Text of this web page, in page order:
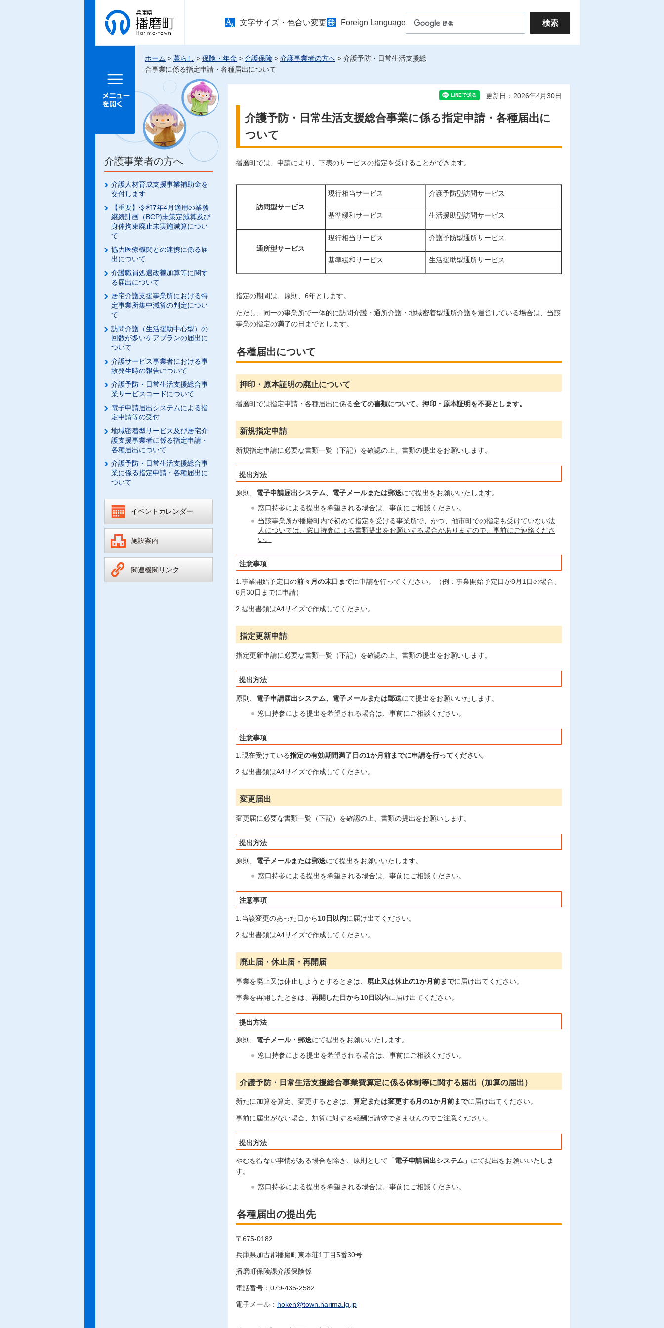
兵庫県 播
磨町
文字サイズ・色合い変更 Foreign Language
メニュー
ホーム > 暮らし > 保険・年金 > 介護保険 > 介護事業者の方へ > 介護予防・日常生活支援総
合事業に係る指定申請・各種届出について
介護事業者の方へ
介護人材育成支援事業補助金を
交付します
【重要】令和7年4月適用の業務
継続計画（BCP)未策定減算及び
身体拘束廃止未実施減算につい
て
協力医療機関との連携に係る届
出について
介護職員処遇改善加算等に関す
る届出について
居宅介護支援事業所における特
定事業所集中減算の判定につい
て
訪問介護（生活援助中心型）の
回数が多いケアプランの届出に
ついて
介護サービス事業者における事
故発生時の報告について
介護予防・日常生活支援総合事
業サービスコードについて
電子申請届出システムによる指
定申請等の受付
地域密着型サービス及び居宅介
護支援事業者に係る指定申請・
各種届出について
介護予防・日常生活支援総合事
業に係る指定申請・各種届出に
ついて
イベントカレンダー
施設案内
関連機関リンク
更新日：2026年4月30日
介護予防・日常生活支援総合事業に係る指定申請・各種届出に
ついて
播磨町では、申請により、下表のサービスの指定を受けることができます。
訪問型サービス
現行相当サービス 介護予防型訪問サービス
基準緩和サービス 生活援助型訪問サービス
通所型サービス
現行相当サービス 介護予防型通所サービス
基準緩和サービス 生活援助型通所サービス
指定の期間は、原則、6年とします。
ただし、同一の事業所で一体的に訪問介護・通所介護・地域密着型通所介護を運営している場合は、当該
事業の指定の満了の日までとします。
各種届出について
押印・原本証明の廃止について
播磨町では指定申請・各種届出に係る全ての書類について、押印・原本証明を不要とします。
新規指定申請
新規指定申請に必要な書類一覧（下記）を確認の上、書類の提出をお願いします。
提出方法
原則、 電子申請届出システム、電子メールまたは郵送にて提出をお願いいたします。
窓口持参による提出を希望される場合は、事前にご相談ください。
当該事業所が播磨町内で初めて指定を受ける事業所で、かつ、他市町での指定も受けていない法
人については、窓口持参による書類提出をお願いする場合がありますので、事前にご連絡くださ
い。
注意事項
1.事業開始予定日の前々月の末日までに申請を行ってください。（例：事業開始予定日が8月1日の場合、
6月30日までに申請）
2.提出書類はA4サイズで作成してください。
指定更新申請
指定更新申請に必要な書類一覧（下記）を確認の上、書類の提出をお願いします。
提出方法
原則、 電子申請届出システム、電子メールまたは郵送にて提出をお願いいたします。
窓口持参による提出を希望される場合は、事前にご相談ください。
注意事項
1.現在受けている指定の有効期間満了日の1か月前までに申請を行ってください。
2.提出書類はA4サイズで作成してください。
変更届出
変更届に必要な書類一覧（下記）を確認の上、書類の提出をお願いします。
提出方法
原則、 電子メールまたは郵送にて提出をお願いいたします。
窓口持参による提出を希望される場合は、事前にご相談ください。
注意事項
1.当該変更のあった日から10日以内に届け出てください。
2.提出書類はA4サイズで作成してください。
廃止届・休止届・再開届
事業を廃止又は休止しようとするときは、 廃止又は休止の1か月前までに届け出てください。
事業を再開したときは、 再開した日から10日以内に届け出てください。
提出方法
原則、 電子メール・郵送にて提出をお願いいたします。
窓口持参による提出を希望される場合は、事前にご相談ください。
介護予防・日常生活支援総合事業費算定に係る体制等に関する届出（加算の届出）
新たに加算を算定、変更するときは、 算定または変更する月の1か月前までに届け出てください。
事前に届出がない場合、加算に対する報酬は請求できませんのでご注意ください。
提出方法
やむを得ない事情がある場合を除き、原則として「電子申請届出システム」 にて提出をお願いいたしま
す。
窓口持参による提出を希望される場合は、事前にご相談ください。
各種届出の提出先
〒675-0182
兵庫県加古郡播磨町東本荘1丁目5番30号
播磨町保険課介護保険係
電話番号：079-435-2582
電子メール： hoken@town.harima.lg.jp